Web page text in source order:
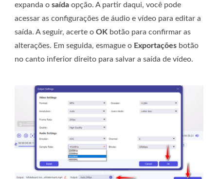
expanda o saída opção. A partir daqui, você pode
acessar as configurações de áudio e vídeo para editar a
saída. A seguir, acerte o OK botão para confirmar as
alterações. Em seguida, esmague o Exportações botão
no canto inferior direito para salvar a saída de vídeo.